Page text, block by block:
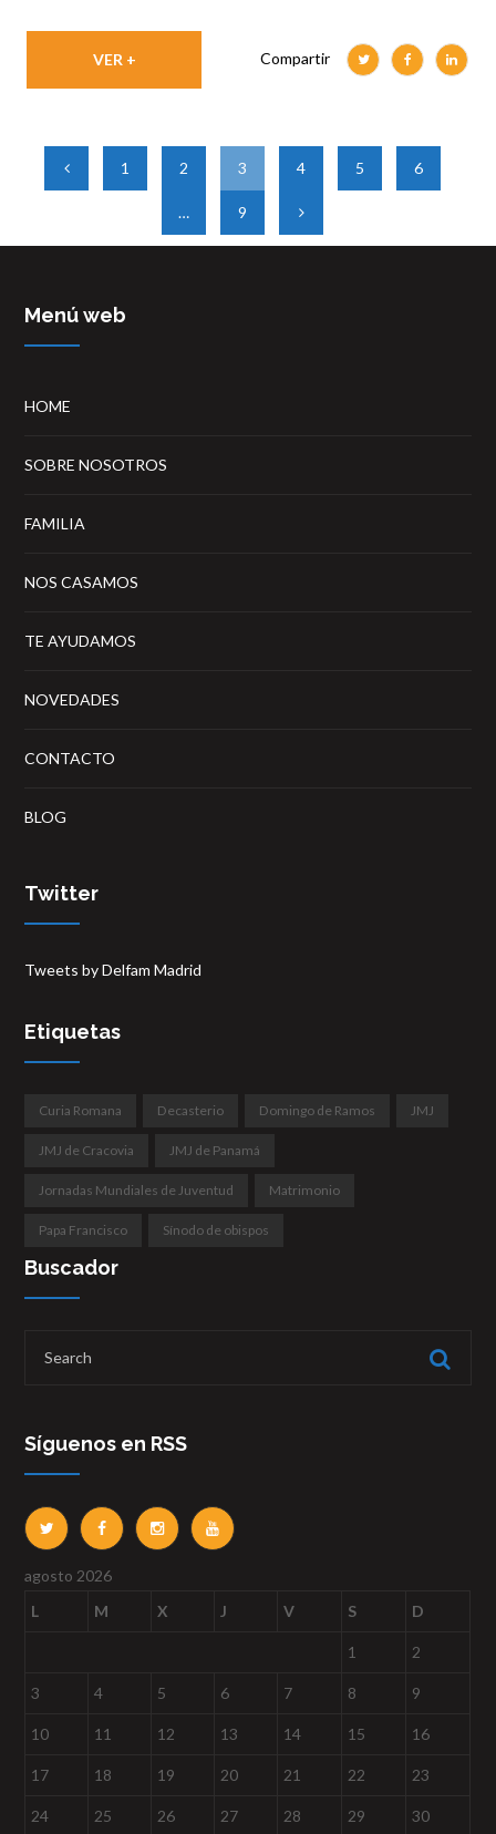
VER + Compartir
1 2 3 4 5 6
… 9
Menú web
HOME
SOBRE NOSOTROS
FAMILIA
NOS CASAMOS
TE AYUDAMOS
NOVEDADES
CONTACTO
BLOG
Twitter
Tweets by Delfam Madrid
Etiquetas
Curia Romana Decasterio Domingo de Ramos JMJ
JMJ de Cracovia JMJ de Panamá
Jornadas Mundiales de Juventud Matrimonio
Papa Francisco Sínodo de obispos
Buscador
Síguenos en RSS
agosto 2026
L
M X J V S D
1 2
3 4 5 6 7 8 9
10 11 12 13 14 15 16
17 18 19 20 21 22 23
24 25 26 27 28 29 30